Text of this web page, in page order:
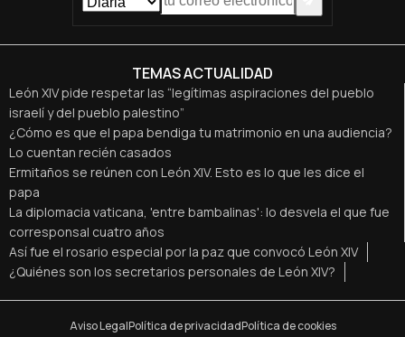
TEMAS ACTUALIDAD
León XIV pide respetar las “legítimas aspiraciones del pueblo
israelí y del pueblo palestino”
¿Cómo es que el papa bendiga tu matrimonio en una audiencia?
Lo cuentan recién casados
Ermitaños se reúnen con León XIV. Esto es lo que les dice el
papa
La diplomacia vaticana, 'entre bambalinas': lo desvela el que fue
corresponsal cuatro años
Así fue el rosario especial por la paz que convocó León XIV
¿Quiénes son los secretarios personales de León XIV?
Aviso LegalPolítica de privacidadPolítica de cookies